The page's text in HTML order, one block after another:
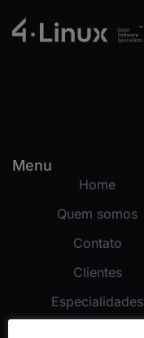
Menu
Home
Quem somos
Contato
Clientes
Especialidades